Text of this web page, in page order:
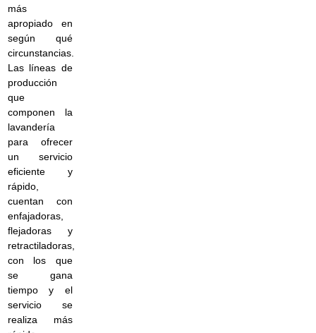
más
apropiado en
según qué
circunstancias.
Las líneas de
producción
que
componen la
lavandería
para ofrecer
un servicio
eficiente y
rápido,
cuentan con
enfajadoras,
flejadoras y
retractiladoras,
con los que
se gana
tiempo y el
servicio se
realiza más